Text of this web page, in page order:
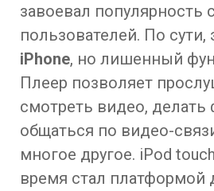
завоевал популярность
пользователей. По сути,
iPhone, но лишенный
Плеер позволяет
смотреть видео, делать
общаться по видео-
многое другое. iPod
время стал платформой